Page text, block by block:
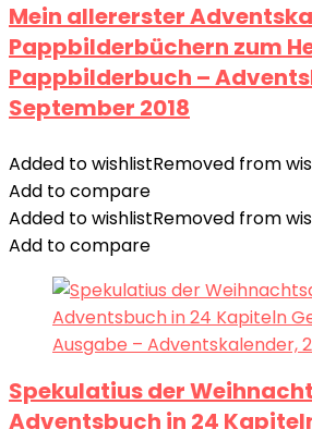
Mein allererster
Pappbilderbüchern zum
Pappbilderbuch –
September 2018
Added to wishlistRemoved from
Add to compare
Added to wishlistRemoved from
Add to compare
Spekulatius der
Adventsbuch in 24